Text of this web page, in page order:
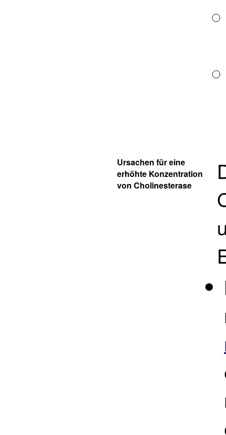
Ursachen für eine
erhöhte Konzentration
von Cholinesterase